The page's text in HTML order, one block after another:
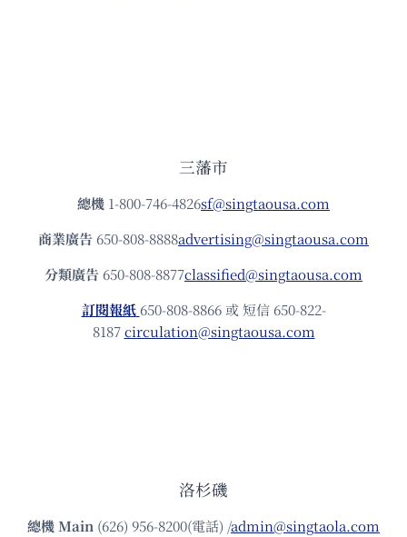
三藩市
總機 1-800-746-4826sf@singtaousa.com
商業廣告 650-808-8888advertising@singtaousa.com
分類廣告 650-808-8877classified@singtaousa.com
訂閱報紙 650-808-8866 或 短信 650-822-
8187circulation@singtaousa.com
洛杉磯
總機Main (626) 956-8200(電話) /admin@singtaola.com